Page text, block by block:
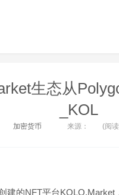
生态从
_KOL
加密货币 来源： (阅
建的NFT平台